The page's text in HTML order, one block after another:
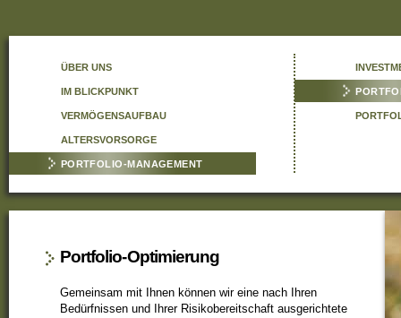
ÜBER UNS
IM BLICKPUNKT
VERMÖGENSAUFBAU
ALTERSVORSORGE
PORTFOLIO-MANAGEMENT
Portfolio-Optimierung
Gemeinsam mit Ihnen können wir eine nach Ihren
Bedürfnissen und Ihrer Risikobereitschaft ausgerichtete